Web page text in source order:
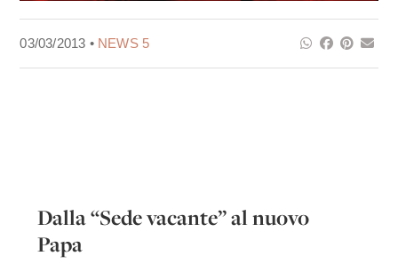
03/03/2013 • NEWS 5
Dalla “Sede vacante” al nuovo
Papa